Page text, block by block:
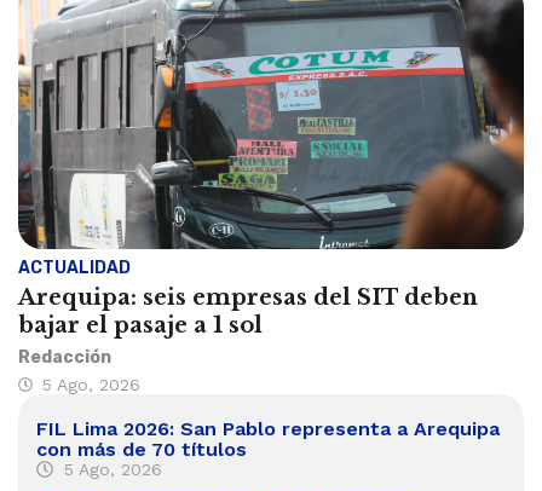
ACTUALIDAD
Arequipa: seis empresas del SIT deben
bajar el pasaje a 1 sol
Redacción
5 Ago, 2026
FIL Lima 2026: San Pablo representa a Arequipa
con más de 70 títulos
5 Ago, 2026